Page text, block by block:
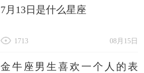
7月13日是什么星座
08月15日
1713
金牛座男生喜欢一个人的表